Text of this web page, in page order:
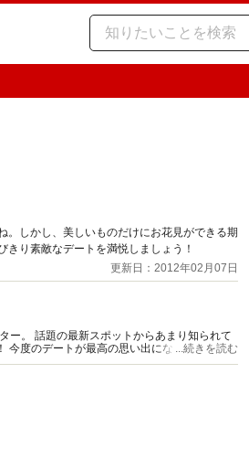
。しかし、美しいものだけにお花見ができる期
り素敵なデートを満悦しましょう！
更新日：2012年02月07日
ー。 話題の最新スポットからあまり知られて
今度のデートが最高の思い出になりますよう
...続きを読む